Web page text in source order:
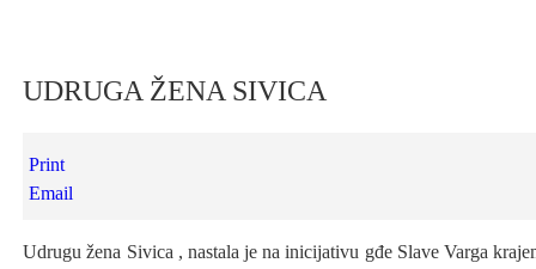
UDRUGA ŽENA SIVICA
Print
Email
Udrugu žena Sivica , nastala je na inicijativu gđe Slave Varga